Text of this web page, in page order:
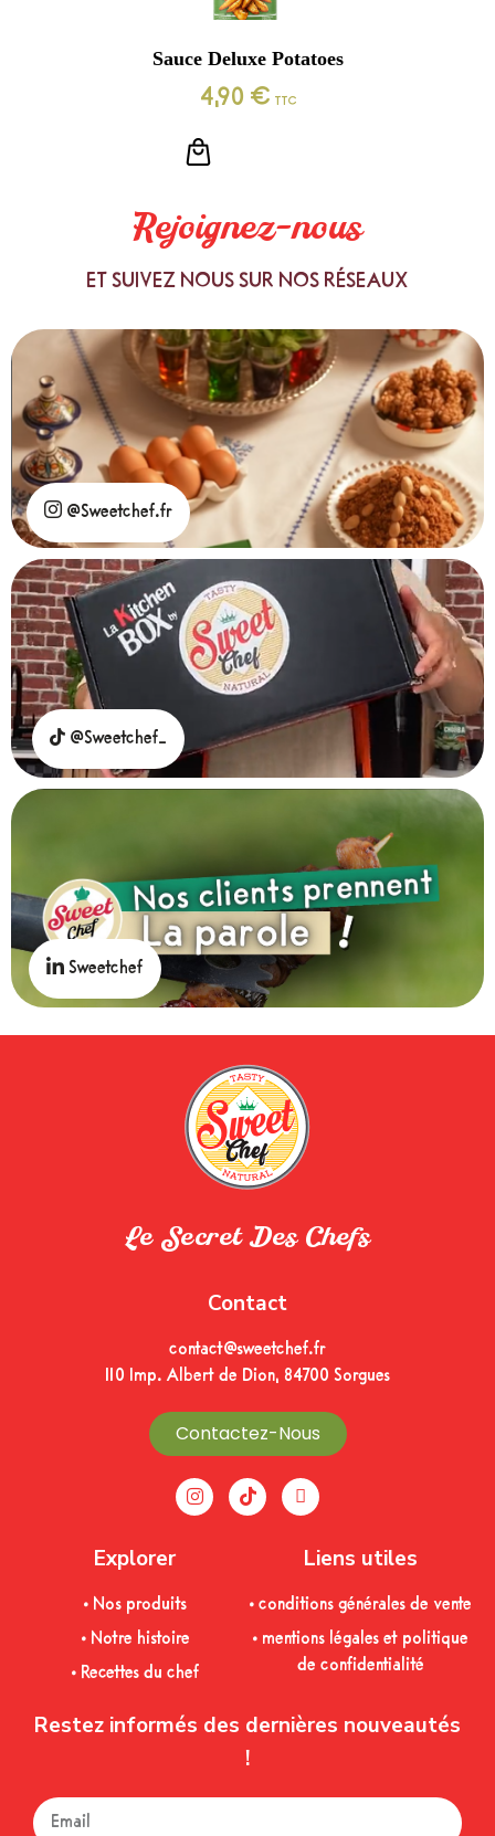
Sauce Deluxe Potatoes
4,90 € TTC
Rejoignez-nous
ET SUIVEZ NOUS SUR NOS RÉSEAUX
@Sweetchef.fr
@Sweetchef_
Sweetchef
Le Secret Des Chefs
Contact
contact@sweetchef.fr
110 Imp. Albert de Dion, 84700 Sorgues
Contactez-Nous
Explorer
• Nos produits
• Notre histoire
• Recettes du chef
Liens utiles
• conditions générales de vente
• mentions légales et politique
de confidentialité
Restez informés des dernières nouveautés
!